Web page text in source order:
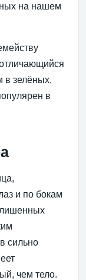
на нашем
в зелёных,
в
и по бокам
лишенных
сильно
чем тело.